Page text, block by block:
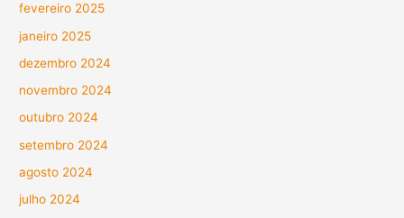
fevereiro 2025
janeiro 2025
dezembro 2024
novembro 2024
outubro 2024
setembro 2024
agosto 2024
julho 2024